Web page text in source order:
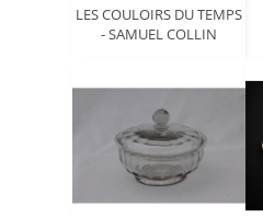
LES COULOIRS DU TEMPS
- SAMUEL COLLIN